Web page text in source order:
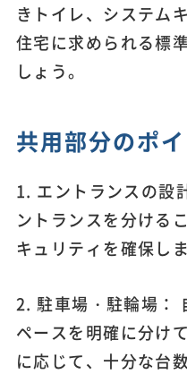
きトイレ、システム
住宅に求められる標
しょう。
共用部分のポ
1. エントランスの設
ントランスを分ける
キュリティを確保しま
2. 駐車場・駐輪場：
ペースを明確に分け
に応じて、十分な台